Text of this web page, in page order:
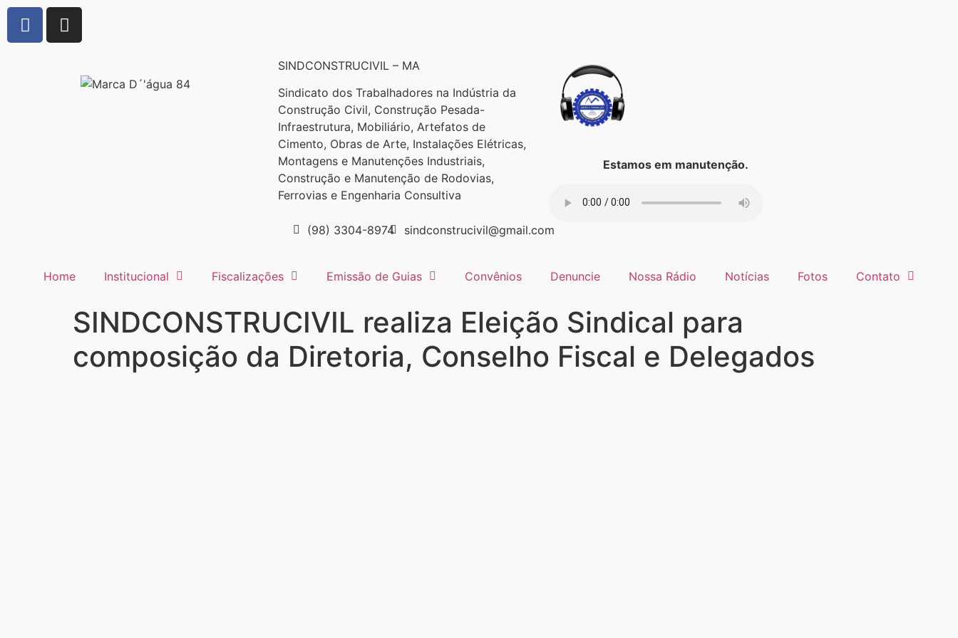
SINDCONSTRUCIVIL – MA
Sindicato dos Trabalhadores na Indústria da
Construção Civil, Construção Pesada-
Infraestrutura, Mobiliário, Artefatos de
Cimento, Obras de Arte, Instalações Elétricas,
Montagens e Manutenções Industriais,
Construção e Manutenção de Rodovias,
Ferrovias e Engenharia Consultiva
(98) 3304-8974 sindconstrucivil@gmail.com
Estamos em manutenção.
Home Institucional Fiscalizações Emissão de Guias Convênios Denuncie Nossa Rádio Notícias Fotos Contato
SINDCONSTRUCIVIL realiza Eleição Sindical para
composição da Diretoria, Conselho Fiscal e Delegados